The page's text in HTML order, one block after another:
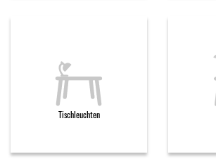
Tischleuchten